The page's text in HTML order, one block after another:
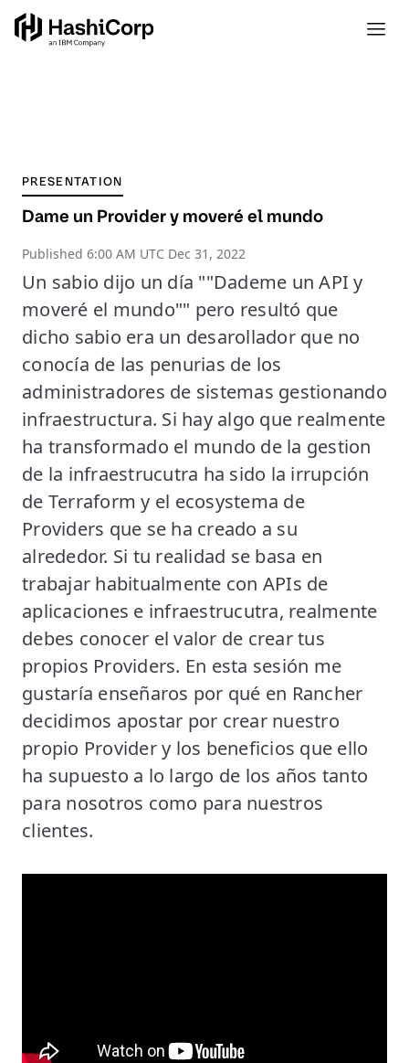
PRESENTATION
Dame un Provider y moveré el mundo
Published 6:00 AM UTC Dec 31, 2022
Un sabio dijo un día ""Dademe un API y
moveré el mundo"" pero resultó que
dicho sabio era un desarollador que no
conocía de las penurias de los
administradores de sistemas gestionando
infraestructura. Si hay algo que realmente
ha transformado el mundo de la gestion
de la infraestrucutra ha sido la irrupción
de Terraform y el ecosystema de
Providers que se ha creado a su
alrededor. Si tu realidad se basa en
trabajar habitualmente con APIs de
aplicaciones e infraestrucutra, realmente
debes conocer el valor de crear tus
propios Providers. En esta sesión me
gustaría enseñaros por qué en Rancher
decidimos apostar por crear nuestro
propio Provider y los beneficios que ello
ha supuesto a lo largo de los años tanto
para nosotros como para nuestros
clientes.